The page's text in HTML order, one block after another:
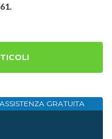
ASSISTENZA GRATUITA